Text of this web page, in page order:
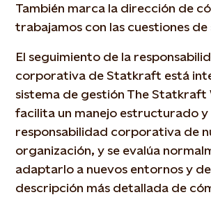
También marca la dirección de
trabajamos con las cuestiones
El seguimiento de la
corporativa de Statkraft está
sistema de gestión The Statkraft
facilita un manejo estructurado y
responsabilidad corporativa de
organización, y se evalúa
adaptarlo a nuevos entornos y
descripción más detallada de